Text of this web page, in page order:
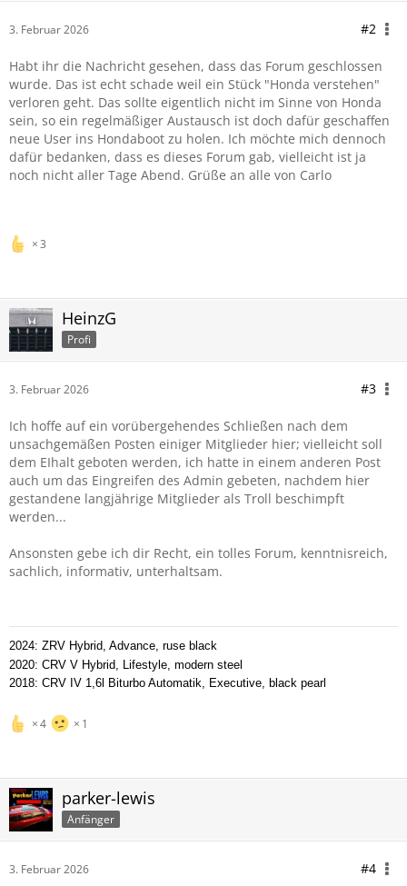
3. Februar 2026 #2
Habt ihr die Nachricht gesehen, dass das Forum geschlossen
wurde. Das ist echt schade weil ein Stück "Honda verstehen"
verloren geht. Das sollte eigentlich nicht im Sinne von Honda
sein, so ein regelmäßiger Austausch ist doch dafür geschaffen
neue User ins Hondaboot zu holen. Ich möchte mich dennoch
dafür bedanken, dass es dieses Forum gab, vielleicht ist ja
noch nicht aller Tage Abend. Grüße an alle von Carlo
3
HeinzG
Profi
3. Februar 2026 #3
Ich hoffe auf ein vorübergehendes Schließen nach dem
unsachgemäßen Posten einiger Mitglieder hier; vielleicht soll
dem EIhalt geboten werden, ich hatte in einem anderen Post
auch um das Eingreifen des Admin gebeten, nachdem hier
gestandene langjährige Mitglieder als Troll beschimpft
werden...
Ansonsten gebe ich dir Recht, ein tolles Forum, kenntnisreich,
sachlich, informativ, unterhaltsam.
2024: ZRV Hybrid, Advance, ruse black
2020: CRV V Hybrid, Lifestyle, modern steel
2018: CRV IV 1,6l Biturbo Automatik, Executive, black pearl
4 1
parker-lewis
Anfänger
3. Februar 2026 #4